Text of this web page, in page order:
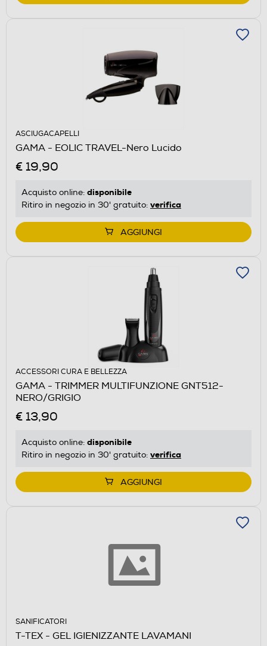
ASCIUGACAPELLI
GAMA - EOLIC TRAVEL-Nero Lucido
€ 19,90
Acquisto online: disponibile
Ritiro in negozio in 30' gratuito: verifica
AGGIUNGI
ACCESSORI CURA E BELLEZZA
GAMA - TRIMMER MULTIFUNZIONE GNT512-
NERO/GRIGIO
€ 13,90
Acquisto online: disponibile
Ritiro in negozio in 30' gratuito: verifica
AGGIUNGI
SANIFICATORI
T-TEX - GEL IGIENIZZANTE LAVAMANI